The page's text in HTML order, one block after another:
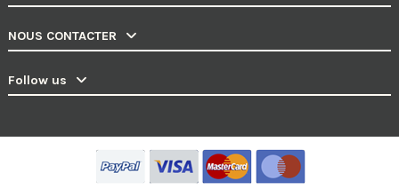
NOUS CONTACTER
Follow us